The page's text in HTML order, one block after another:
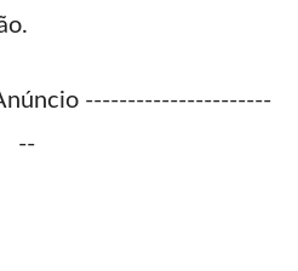
----------------------
--